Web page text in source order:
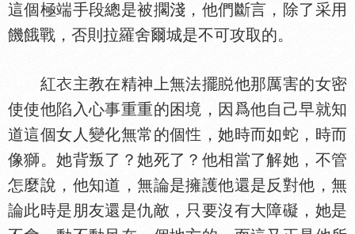
這個極端手段總是被擱淺，他們斷言，除了采用
饑餓戰，否則拉羅舍爾城是不可攻取的。
紅 主教在精神上無法擺
他那厲害的女密
使使他陷入心事重重的困境，因爲他自己早就知
道這個女人變化無常的個
，她時而如蛇，時而
像獅。她背叛了？她死了？他相當了解她，不管
怎麼說，他知道，無論是擁護他還是反對他，無
論此時是朋友還是仇敵，只要沒有大障礙，她是